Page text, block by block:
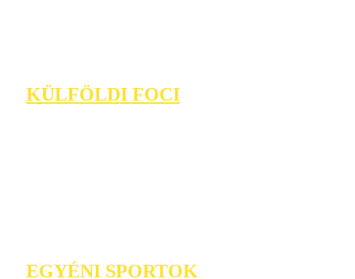
KÜLFÖLDI FOCI
EGYÉNI SPORTOK